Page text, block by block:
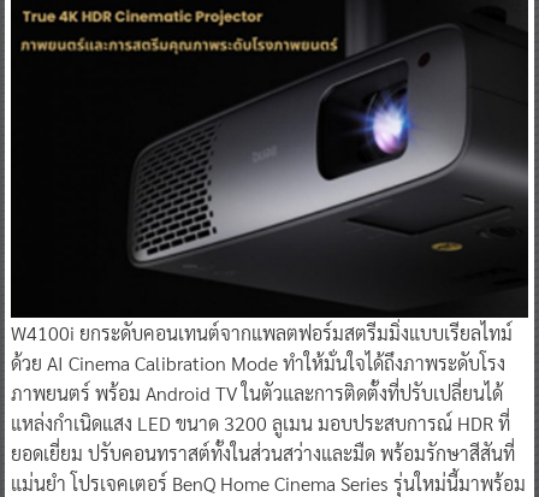
W4100i ยกระดับคอนเทนต์จากแพลตฟอร์มสตรีมมิ่งแบบเรียลไทม์
ด้วย AI Cinema Calibration Mode ทำให้มั่นใจได้ถึงภาพระดับโรง
ภาพยนตร์ พร้อม Android TV ในตัวและการติดตั้งที่ปรับเปลี่ยนได้
แหล่งกำเนิดแสง LED ขนาด 3200 ลูเมน มอบประสบการณ์ HDR ที่
ยอดเยี่ยม ปรับคอนทราสต์ทั้งในส่วนสว่างและมืด พร้อมรักษาสีสันที่
แม่นยำ โปรเจคเตอร์ BenQ Home Cinema Series รุ่นใหม่นี้มาพร้อม